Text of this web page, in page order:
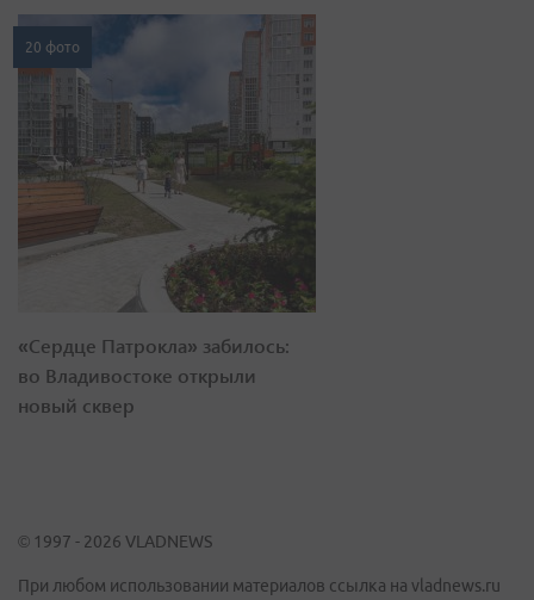
20 фото
«Сердце Патрокла» забилось:
во Владивостоке открыли
новый сквер
© 1997 - 2026 VLADNEWS
При любом использовании материалов ссылка на vladnews.ru